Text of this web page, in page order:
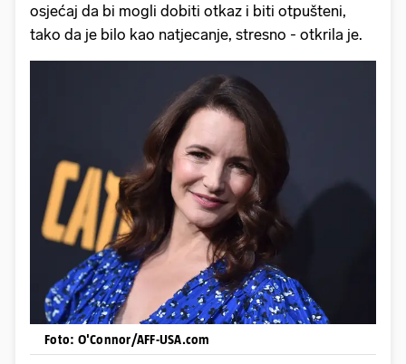
osjećaj da bi mogli dobiti otkaz i biti otpušteni,
tako da je bilo kao natjecanje, stresno - otkrila je.
Foto: O'Connor/AFF-USA.com